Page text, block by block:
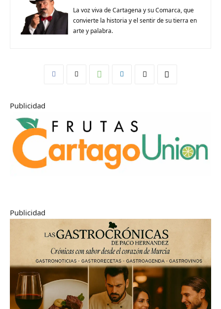
La voz viva de Cartagena y su Comarca, que
convierte la historia y el sentir de su tierra en
arte y palabra.
Publicidad
Publicidad